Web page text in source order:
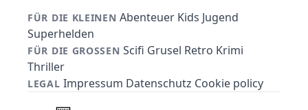
FÜR DIE KLEINEN Abenteuer Kids Jugend
Superhelden
FÜR DIE GROSSEN Scifi Grusel Retro Krimi
Thriller
LEGAL Impressum Datenschutz Cookie policy